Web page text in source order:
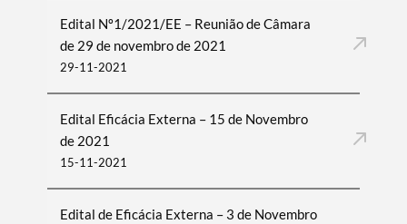
Edital Nº1/2021/EE – Reunião de Câmara
de 29 de novembro de 2021
29-11-2021
Edital Eficácia Externa – 15 de Novembro
de 2021
15-11-2021
Edital de Eficácia Externa – 3 de Novembro